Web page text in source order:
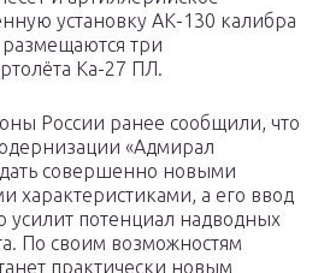
установку АК-130 калибра
три
Ка-27 ПЛ.
России ранее сообщили, что
«Адмирал
совершенно новыми
характеристиками, а его ввод
усилит потенциал надводных
По своим возможностям
практически новым